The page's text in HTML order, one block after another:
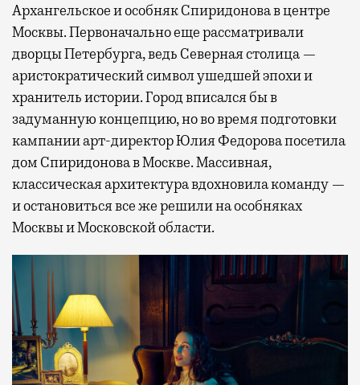
Архангельское и особняк Спиридонова в центре
Москвы. Первоначально еще рассматривали
дворцы Петербурга, ведь Северная столица —
аристократический символ ушедшей эпохи и
хранитель истории. Город вписался бы в
задуманную концепцию, но во время подготовки
кампании арт-директор Юлия Федорова посетила
дом Спиридонова в Москве. Массивная,
классическая архитектура вдохновила команду —
и остановиться все же решили на особняках
Москвы и Московской области.